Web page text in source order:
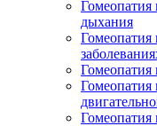
Гомеопатия
дыхания
Гомеопатия
Гомеопатия
Гомеопатия
Гомеопатия